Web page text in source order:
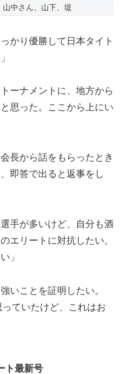
中さん、山下、堤
かり優勝して日本タイト
ーナメントに、地方から
思った。ここから上にい
長から話をもらったとき
即答で出ると返事をし
手が多いけど、自分も酒
エリートに対抗したい。
」
いことを証明したい。
ていたけど、これはお
ト最新号